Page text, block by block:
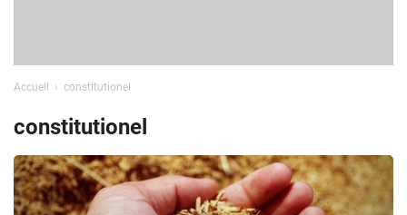
Accueil constitutionel
constitutionel